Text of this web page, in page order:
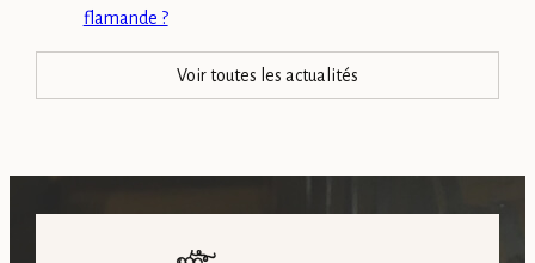
flamande ?
Voir toutes les actualités